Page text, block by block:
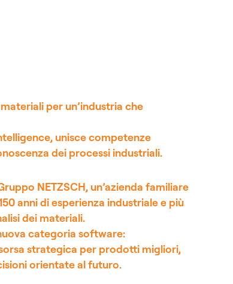
per un’industria che
unisce competenze
dei processi industriali.
NETZSCH, un’azienda familiare
anni di esperienza industriale e più
dei materiali.
categoria software:
strategica per prodotti migliori,
orientate al futuro.